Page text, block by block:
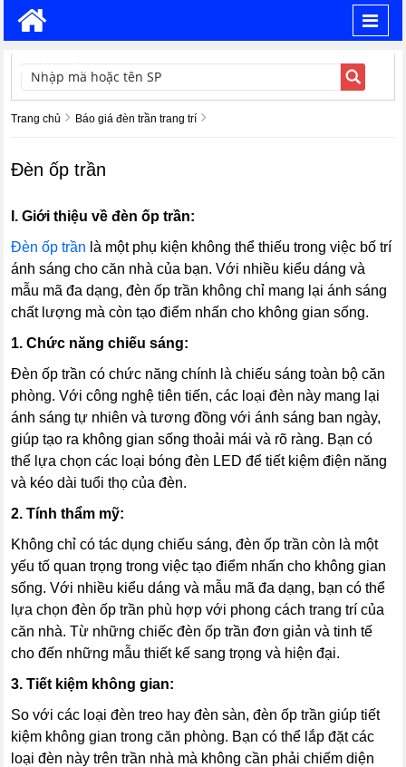
TÌM KIẾM
Trang chủ Báo giá đèn trần trang trí
Đèn ốp trần
I. Giới thiệu về đèn ốp trần:
Đèn ốp trần là một phụ kiện không thể thiếu trong việc bố trí
ánh sáng cho căn nhà của bạn. Với nhiều kiểu dáng và
mẫu mã đa dạng, đèn ốp trần không chỉ mang lại ánh sáng
chất lượng mà còn tạo điểm nhấn cho không gian sống.
1. Chức năng chiếu sáng:
Đèn ốp trần có chức năng chính là chiếu sáng toàn bộ căn
phòng. Với công nghệ tiên tiến, các loại đèn này mang lại
ánh sáng tự nhiên và tương đồng với ánh sáng ban ngày,
giúp tạo ra không gian sống thoải mái và rõ ràng. Bạn có
thể lựa chọn các loại bóng đèn LED để tiết kiệm điện năng
và kéo dài tuổi thọ của đèn.
2. Tính thẩm mỹ:
Không chỉ có tác dụng chiếu sáng, đèn ốp trần còn là một
yếu tố quan trọng trong việc tạo điểm nhấn cho không gian
sống. Với nhiều kiểu dáng và mẫu mã đa dạng, bạn có thể
lựa chọn đèn ốp trần phù hợp với phong cách trang trí của
căn nhà. Từ những chiếc đèn ốp trần đơn giản và tinh tế
cho đến những mẫu thiết kế sang trọng và hiện đại.
3. Tiết kiệm không gian:
So với các loại đèn treo hay đèn sàn, đèn ốp trần giúp tiết
kiệm không gian trong căn phòng. Bạn có thể lắp đặt các
loại đèn này trên trần nhà mà không cần phải chiếm diện